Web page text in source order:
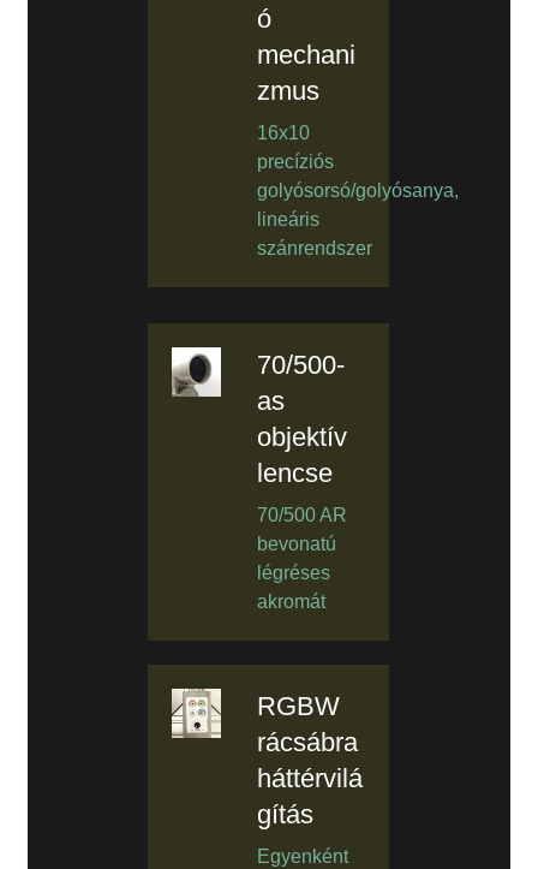
ó
mechani
zmus
16x10
precíziós
golyósorsó/golyósanya,
lineáris
szánrendszer
70/500-
as
objektív
lencse
70/500 AR
bevonatú
légréses
akromát
RGBW
rácsábra
háttérvilá
gítás
Egyenként